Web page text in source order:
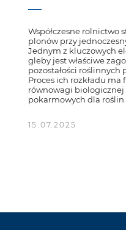
Współczesne rolnictwo
plonów przy
Jednym z kluczowych
gleby jest właściwe
pozostałości roślinnych
Proces ich rozkładu
równowagi biologicznej
pokarmowych dla
15.07.2025